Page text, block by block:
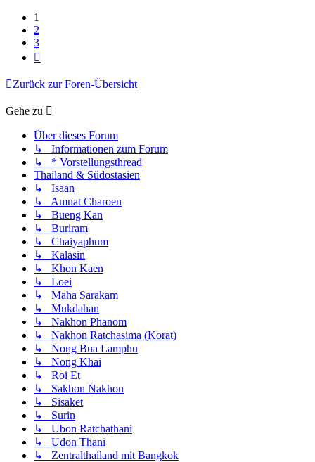
1
2
3
Zurück zur Foren-Übersicht
Gehe zu
Über dieses Forum
↳ Informationen zum Forum
↳ * Vorstellungsthread
Thailand & Südostasien
↳ Isaan
↳ Amnat Charoen
↳ Bueng Kan
↳ Buriram
↳ Chaiyaphum
↳ Kalasin
↳ Khon Kaen
↳ Loei
↳ Maha Sarakam
↳ Mukdahan
↳ Nakhon Phanom
↳ Nakhon Ratchasima (Korat)
↳ Nong Bua Lamphu
↳ Nong Khai
↳ Roi Et
↳ Sakhon Nakhon
↳ Sisaket
↳ Surin
↳ Ubon Ratchathani
↳ Udon Thani
↳ Zentralthailand mit Bangkok